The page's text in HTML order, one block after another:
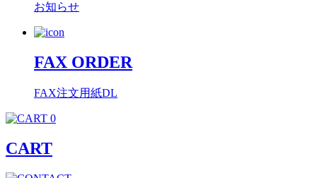
お知らせ
FAX ORDER
FAX注文用紙DL
0
CART